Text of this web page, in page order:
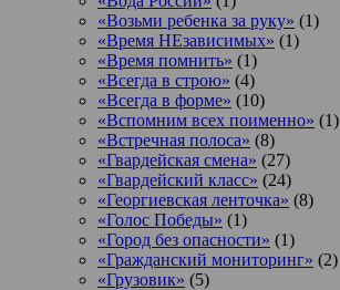
«Возьми ребенка за руку» (1)
«Время НЕзависимых» (1)
«Время помнить» (1)
«Всегда в строю» (4)
«Всегда в форме» (10)
«Вспомним всех поименно» (1)
«Встречная полоса» (8)
«Гвардейская смена» (27)
«Гвардейский класс» (24)
«Георгиевская ленточка» (8)
«Голос Победы» (1)
«Город без опасности» (1)
«Гражданский мониторинг» (2)
«Грузовик» (5)